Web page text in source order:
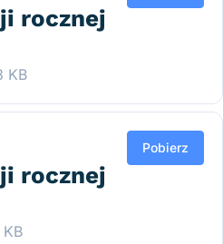
rocznej
KB
rocznej
Pobierz